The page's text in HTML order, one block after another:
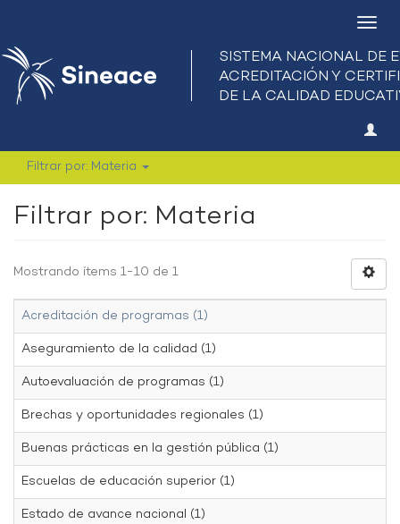
Filtrar por: Materia
Filtrar por: Materia
Mostrando ítems 1-10 de 1
Acreditación de programas (1)
Aseguramiento de la calidad (1)
Autoevaluación de programas (1)
Brechas y oportunidades regionales (1)
Buenas prácticas en la gestión pública (1)
Escuelas de educación superior (1)
Estado de avance nacional (1)